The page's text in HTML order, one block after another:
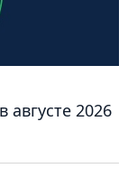
августе 2026